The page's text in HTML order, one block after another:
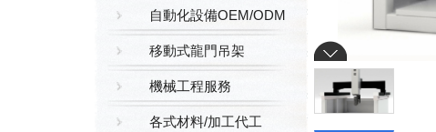
自動化設備OEM/ODM
移動式龍門吊架
機械工程服務
各式材料/加工代工